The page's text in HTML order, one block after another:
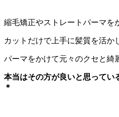
縮毛矯正やストレートパーマを
カットだけで上手に髪質を活か
パーマをかけて元々のクセと綺
本当はその方が良いと思ってい
＊